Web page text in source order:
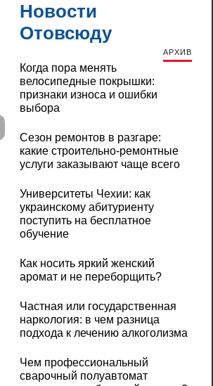
Новости
Отовсюду
АРХИВ
Когда пора менять
велосипедные покрышки:
признаки износа и ошибки
выбора
Сезон ремонтов в разгаре:
какие строительно-ремонтные
услуги заказывают чаще всего
Университеты Чехии: как
украинскому абитуриенту
поступить на бесплатное
обучение
Как носить яркий женский
аромат и не переборщить?
Частная или государственная
наркология: в чем разница
подхода к лечению алкоголизма
Чем профессиональный
сварочный полуавтомат